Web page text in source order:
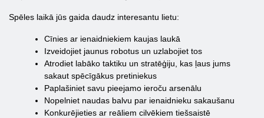
Spēles laikā jūs gaida daudz interesantu lietu:
Cīnies ar ienaidniekiem kaujas laukā
Izveidojiet jaunus robotus un uzlabojiet tos
Atrodiet labāko taktiku un stratēģiju, kas ļaus jums
sakaut spēcīgākus pretiniekus
Paplašiniet savu pieejamo ieroču arsenālu
Nopelniet naudas balvu par ienaidnieku sakaušanu
Konkurējieties ar reāliem cilvēkiem tiešsaistē